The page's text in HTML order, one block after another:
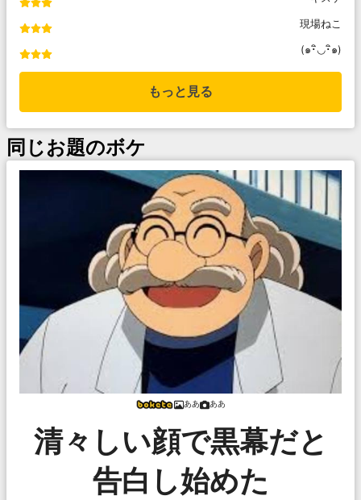
現場ねこ
(๑･ิ◡･ิ๑)
もっと見る
同じお題のボケ
ああ ああ
清々しい顔で黒幕だと
告白し始めた